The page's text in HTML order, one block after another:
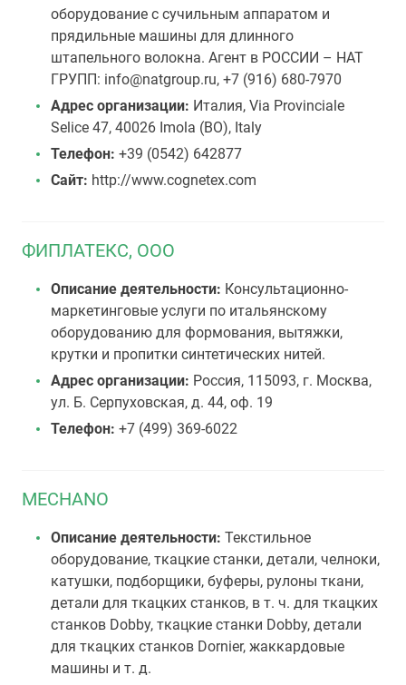
оборудование с сучильным аппаратом и
прядильные машины для длинного
штапельного волокна. Агент в РОССИИ – НАТ
ГРУПП: info@natgroup.ru, +7 (916) 680-7970
Адрес организации: Италия, Via Provinciale
Selice 47, 40026 Imola (BO), Italy
Телефон: +39 (0542) 642877
Сайт: http://www.cognetex.com
ФИПЛАТЕКС, ООО
Описание деятельности: Консультационно-
маркетинговые услуги по итальянскому
оборудованию для формования, вытяжки,
крутки и пропитки синтетических нитей.
Адрес организации: Россия, 115093, г. Москва,
ул. Б. Серпуховская, д. 44, оф. 19
Телефон: +7 (499) 369-6022
MECHANO
Описание деятельности: Текстильное
оборудование, ткацкие станки, детали, челноки,
катушки, подборщики, буферы, рулоны ткани,
детали для ткацких станков, в т. ч. для ткацких
станков Dobby, ткацкие станки Dobby, детали
для ткацких станков Dornier, жаккардовые
машины и т. д.